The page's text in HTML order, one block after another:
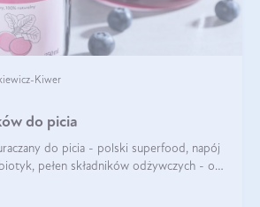
Kiwer
do picia
do picia - polski superfood, napój
pełen składników odżywczych - o